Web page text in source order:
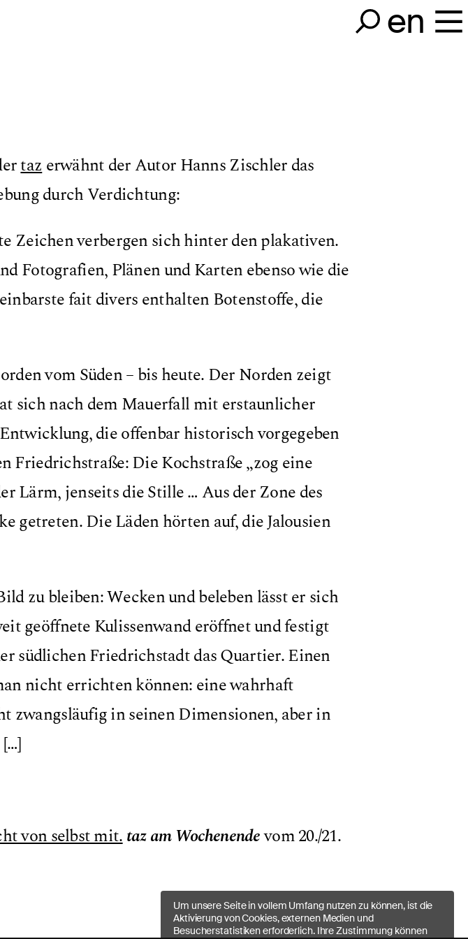
en
tazerwähnt der Autor Hanns Zischler das
durch Verdichtung:
Zeichen verbergen sich hinter den plakativen.
Fotografien, Plänen und Karten ebenso wie die
fait divers enthalten Botenstoffe, die
vom Süden – bis heute. Der Norden zeigt
sich nach dem Mauerfall mit erstaunlicher
die offenbar historisch vorgegeben
Friedrichstraße: Die Kochstraße „zog eine
Lärm, jenseits die Stille … Aus der Zone des
getreten. Die Läden hörten auf, die Jalousien
zu bleiben: Wecken und beleben lässt er sich
geöffnete Kulissenwand eröffnet und festigt
südlichen Friedrichstadt das Quartier. Einen
nicht errichten können: eine wahrhaft
zwangsläufig in seinen Dimensionen, aber in
von selbst mit.taz am Wochenendevom 20./21.
Um unsere Seite in vollem Umfang nutzen zu können, ist die
Aktivierung von Cookies, externen Medien und
Besucherstatistiken erforderlich. Ihre Zustimmung können